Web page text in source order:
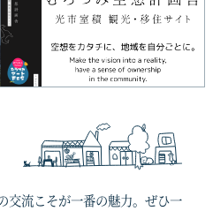
交流こそが一番の魅力。ぜひ一